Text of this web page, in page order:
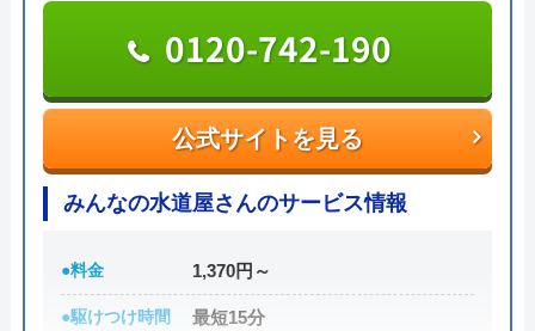
公式サイトを見る
マルコス設備の基本情報
運営会社 マルコス設備
所在地
〒400-0005
山梨県甲府市北新2丁目9番5号
公式サイトを見る
0120-742-190
みんなの水道屋さんのサービス情報
●料金 1,370円～
●駆けつけ時間 最短15分